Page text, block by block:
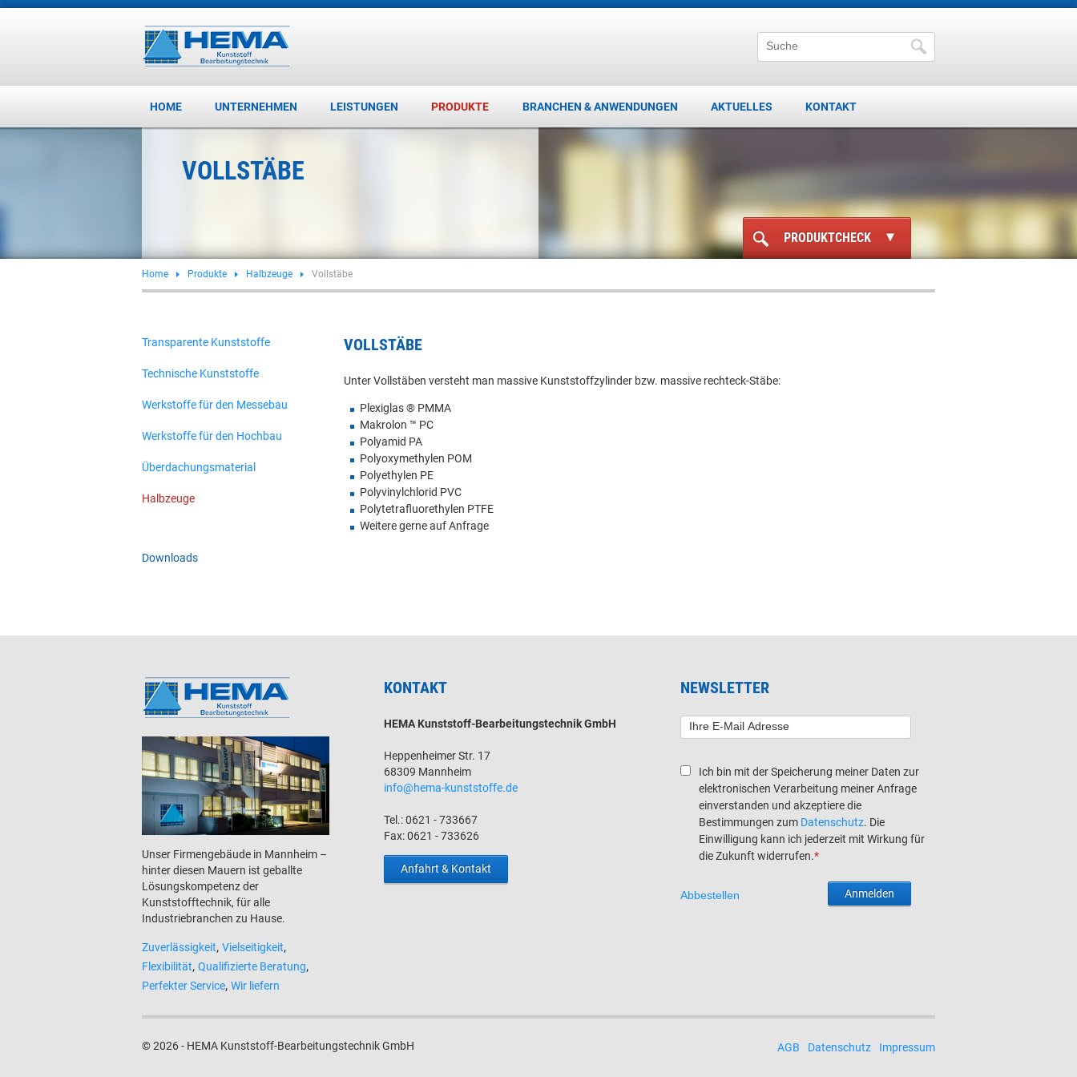
HOME UNTERNEHMEN LEISTUNGEN PRODUKTE BRANCHEN & ANWENDUNGEN AKTUELLES KONTAKT
PRODUKTCHECK
VOLLSTÄBE
Home Produkte Halbzeuge Vollstäbe
Transparente Kunststoffe
Technische Kunststoffe
Werkstoffe für den Messebau
Werkstoffe für den Hochbau
Überdachungsmaterial
Halbzeuge
Downloads
VOLLSTÄBE
Unter Vollstäben versteht man massive Kunststoffzylinder bzw. massive rechteck-Stäbe:
Plexiglas ® PMMA
Makrolon ™ PC
Polyamid PA
Polyoxymethylen POM
Polyethylen PE
Polyvinylchlorid PVC
Polytetrafluorethylen PTFE
Weitere gerne auf Anfrage
Unser Firmengebäude in Mannheim –
hinter diesen Mauern ist geballte
Lösungskompetenz der
Kunststofftechnik, für alle
Industriebranchen zu Hause.
Zuverlässigkeit, Vielseitigkeit,
Flexibilität, Qualifizierte Beratung,
Perfekter Service, Wir liefern
KONTAKT
HEMA Kunststoff-Bearbeitungstechnik GmbH
Heppenheimer Str. 17
68309 Mannheim
info@hema-kunststoffe.de
Tel.: 0621 - 733667
Fax: 0621 - 733626
Anfahrt & Kontakt
NEWSLETTER
Ich bin mit der Speicherung meiner Daten zur
elektronischen Verarbeitung meiner Anfrage
einverstanden und akzeptiere die
Bestimmungen zum Datenschutz. Die
Einwilligung kann ich jederzeit mit Wirkung für
die Zukunft widerrufen.*
AGB Datenschutz Impressum
© 2026 - HEMA Kunststoff-Bearbeitungstechnik GmbH